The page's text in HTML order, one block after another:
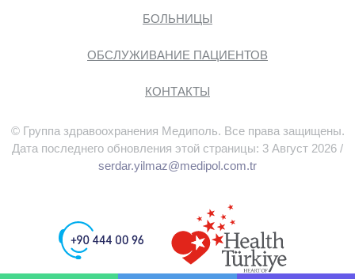
БОЛЬНИЦЫ
ОБСЛУЖИВАНИЕ ПАЦИЕНТОВ
КОНТАКТЫ
© Группа здравоохранения Медиполь. Все права защищены.
Дата последнего обновления этой страницы: 3 Август 2026 /
serdar.yilmaz@medipol.com.tr